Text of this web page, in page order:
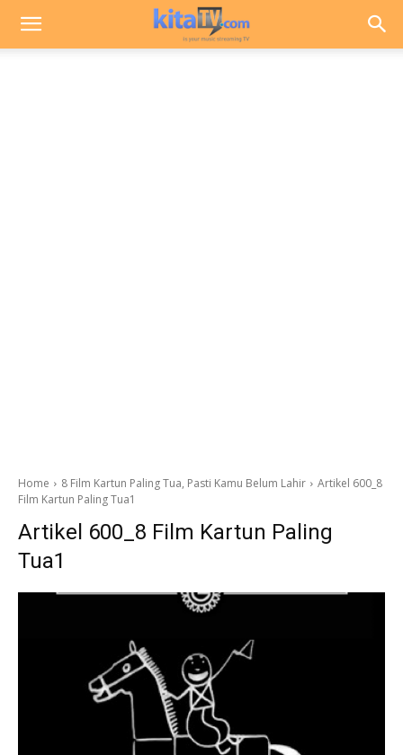
Home 8 Film Kartun Paling Tua, Pasti Kamu Belum Lahir
Artikel 600_8
Film Kartun Paling Tua1
Artikel 600_8 Film Kartun Paling
Tua1